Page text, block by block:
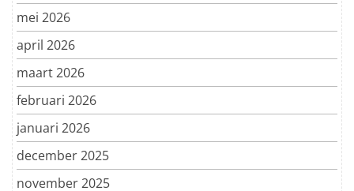
mei 2026
april 2026
maart 2026
februari 2026
januari 2026
december 2025
november 2025